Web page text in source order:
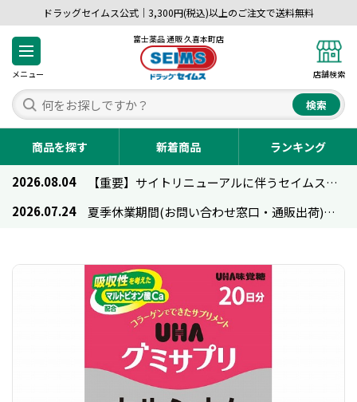
ドラッグセイムス公式｜3,300円(税込)以上のご注文で送料無料
メニュー
富士薬品 通販 久喜本町店
店舗検索
検索
商品を探す 新着商品 ランキング
2026.08.04
【重要】サイトリニューアルに伴うセイムス通販のご利用について
2026.07.24
夏季休業期間(お問い合わせ窓口・通販出荷)のお知らせ